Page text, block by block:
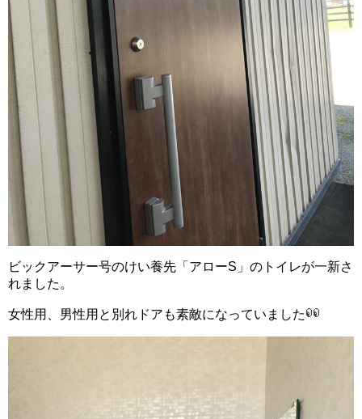
ビックアーサー号のけい養先「アローS」のトイレが一新さ
れました。
女性用、男性用と別れドアも素敵になっていました